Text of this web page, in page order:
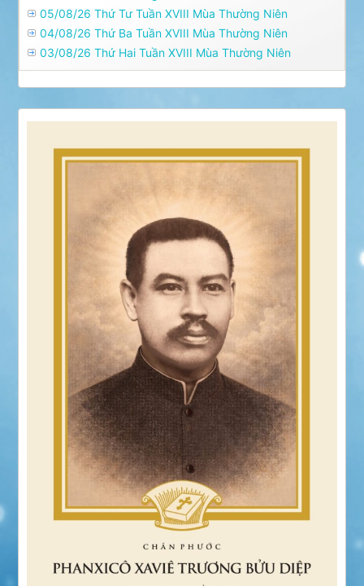
05/08/26 Thứ Tư Tuần XVIII Mùa Thường Niên
04/08/26 Thứ Ba Tuần XVIII Mùa Thường Niên
03/08/26 Thứ Hai Tuần XVIII Mùa Thường Niên